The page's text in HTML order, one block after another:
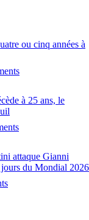
ou cinq années à
à 25 ans, le
attaque Gianni
du Mondial 2026